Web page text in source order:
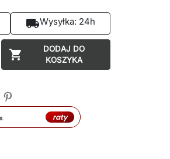
local_shippingWysyłka: 24h

DODAJ DO
KOSZYKA
raty